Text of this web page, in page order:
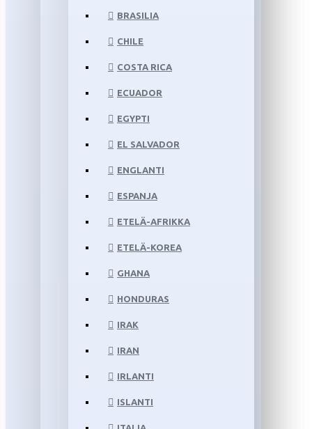
BRASILIA
CHILE
COSTA RICA
ECUADOR
EGYPTI
EL SALVADOR
ENGLANTI
ESPANJA
ETELÄ-AFRIKKA
ETELÄ-KOREA
GHANA
HONDURAS
IRAK
IRAN
IRLANTI
ISLANTI